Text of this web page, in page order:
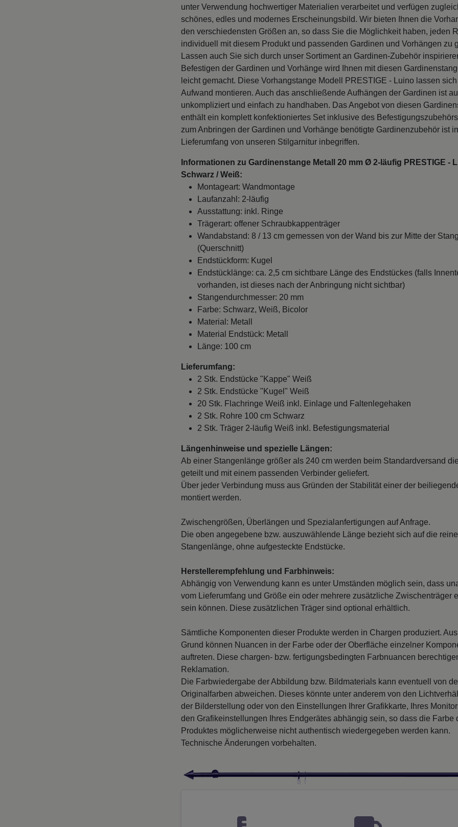
unter Verwendung hochwertiger Materialien verarbeitet und verfügen
schönes, edles und modernes Erscheinungsbild. Wir bieten Ihnen die
den verschiedensten Größen an, so dass Sie die Möglichkeit haben, jeden
individuell mit diesem Produkt und passenden Gardinen und Vorhängen zu
Lassen auch Sie sich durch unser Sortiment an Gardinen-Zubehör
Befestigen der Gardinen und Vorhänge wird Ihnen mit diesen
leicht gemacht. Diese Vorhangstange Modell PRESTIGE - Luino lassen sich
Aufwand montieren. Auch das anschließende Aufhängen der Gardinen ist
unkompliziert und einfach zu handhaben. Das Angebot von diesen
enthält ein komplett konfektioniertes Set inklusive des
zum Anbringen der Gardinen und Vorhänge benötigte Gardinenzubehör ist
Lieferumfang von unseren Stilgarnitur inbegriffen.
Informationen zu Gardinenstange Metall 20 mm Ø 2-läufig PRESTIGE -
Schwarz / Weiß:
Montageart: Wandmontage
Laufanzahl: 2-läufig
Ausstattung: inkl. Ringe
Trägerart: offener Schraubkappenträger
Wandabstand: 8 / 13 cm gemessen von der Wand bis zur Mitte der
(Querschnitt)
Endstückform: Kugel
Endstücklänge: ca. 2,5 cm sichtbare Länge des Endstückes (falls
vorhanden, ist dieses nach der Anbringung nicht sichtbar)
Stangendurchmesser: 20 mm
Farbe: Schwarz, Weiß, Bicolor
Material: Metall
Material Endstück: Metall
Länge: 100 cm
Lieferumfang:
2 Stk. Endstücke "Kappe" Weiß
2 Stk. Endstücke "Kugel" Weiß
20 Stk. Flachringe Weiß inkl. Einlage und Faltenlegehaken
2 Stk. Rohre 100 cm Schwarz
2 Stk. Träger 2-läufig Weiß inkl. Befestigungsmaterial
Längenhinweise und spezielle Längen:
Ab einer Stangenlänge größer als 240 cm werden beim Standardversand
geteilt und mit einem passenden Verbinder geliefert.
Über jeder Verbindung muss aus Gründen der Stabilität einer der
montiert werden.
Zwischengrößen, Überlängen und Spezialanfertigungen auf Anfrage.
Die oben angegebene bzw. auszuwählende Länge bezieht sich auf die reine
Stangenlänge, ohne aufgesteckte Endstücke.
Herstellerempfehlung und Farbhinweis:
Abhängig von Verwendung kann es unter Umständen möglich sein, dass
vom Lieferumfang und Größe ein oder mehrere zusätzliche Zwischenträger
sein können. Diese zusätzlichen Träger sind optional erhältlich.
Sämtliche Komponenten dieser Produkte werden in Chargen produziert.
Grund können Nuancen in der Farbe oder der Oberfläche einzelner
auftreten. Diese chargen- bzw. fertigungsbedingten Farbnuancen
Reklamation.
Die Farbwiedergabe der Abbildung bzw. Bildmaterials kann eventuell von
Originalfarben abweichen. Dieses könnte unter anderem von den
der Bilderstellung oder von den Einstellungen Ihrer Grafikkarte, Ihres
den Grafikeinstellungen Ihres Endgerätes abhängig sein, so dass die Farbe
Produktes möglicherweise nicht authentisch wiedergegeben werden kann.
Technische Änderungen vorbehalten.